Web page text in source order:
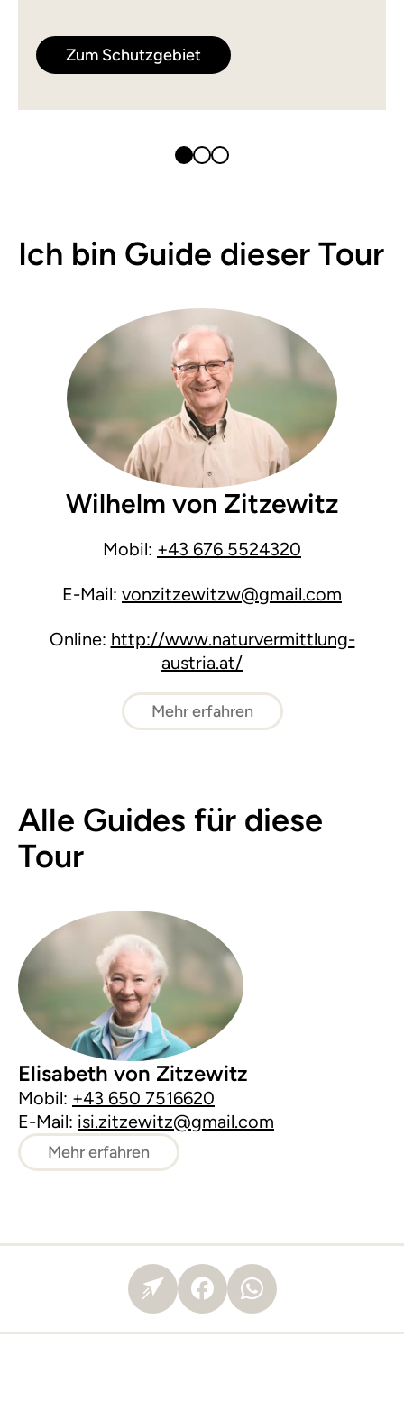
Zum Schutzgebiet
Ich bin Guide dieser Tour
Wilhelm von Zitzewitz
Mobil: +43 676 5524320
E-Mail: vonzitzewitzw@gmail.com
Online: http://www.naturvermittlung-
austria.at/
Mehr erfahren
Alle Guides für diese
Tour
Elisabeth von Zitzewitz
Mobil: +43 650 7516620
E-Mail: isi.zitzewitz@gmail.com
Mehr erfahren